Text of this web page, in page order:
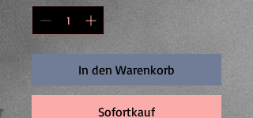
In den Warenkorb
Sofortkauf